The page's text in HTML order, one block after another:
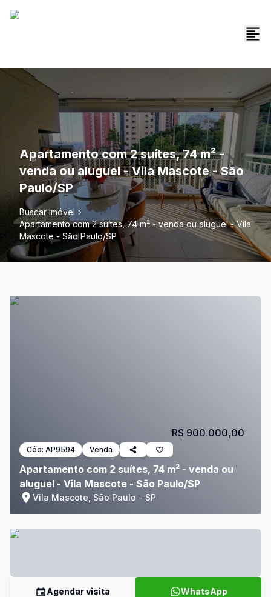
Apartamento com 2 suítes, 74 m² -
venda ou aluguel - Vila Mascote - São
Paulo/SP
Buscar imóvel
Apartamento com 2 suítes, 74 m² - venda ou aluguel - Vila
Mascote - São Paulo/SP
Cód: AP9594 Venda
Apartamento com 2 suítes, 74 m² - venda ou
aluguel - Vila Mascote - São Paulo/SP
Vila Mascote, São Paulo - SP
R$ 900.000,00
Agendar visita WhatsApp